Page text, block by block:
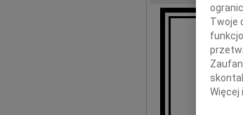
Twoje
Więcej